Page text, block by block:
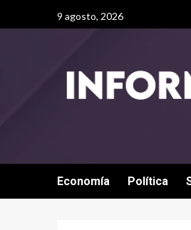
9 agosto, 2026
Economía Política